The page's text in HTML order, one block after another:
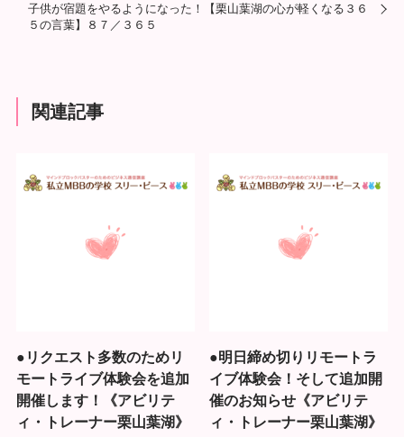
子供が宿題をやるようになった！【栗山葉湖の心が軽くなる３６
５の言葉】８７／３６５
関連記事
●リクエスト多数のためリ
モートライブ体験会を追加
開催します！《アビリテ
ィ・トレーナー栗山葉湖》
●明日締め切りリモートラ
イブ体験会！そして追加開
催のお知らせ《アビリテ
ィ・トレーナー栗山葉湖》